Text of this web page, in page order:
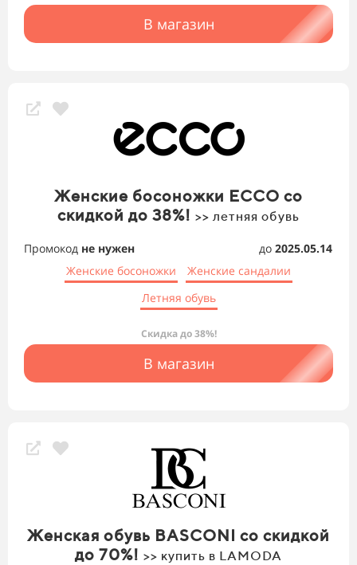
В магазин
Женские босоножки ECCO со
скидкой до 38%! >> летняя обувь
Промокод не нужен до 2025.05.14
Женские босоножки
Женские сандалии
Летняя обувь
Скидка до 38%!
В магазин
Женская обувь BASCONI со скидкой
до 70%! >> купить в LAMODA